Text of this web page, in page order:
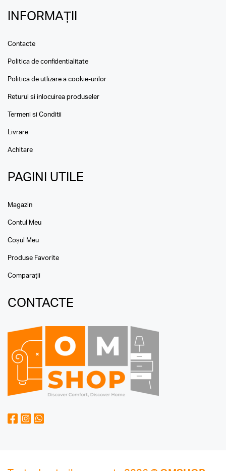
INFORMAȚII
Contacte
Politica de confidentialitate
Politica de utlizare a cookie-urilor
Returul si inlocuirea produseler
Termeni si Conditii
Livrare
Achitare
PAGINI UTILE
Magazin
Contul Meu
Coșul Meu
Produse Favorite
Comparații
CONTACTE